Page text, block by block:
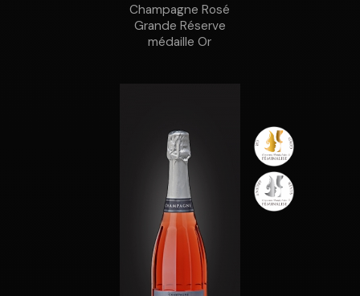
Champagne Rosé
Grande Réserve
médaille Or